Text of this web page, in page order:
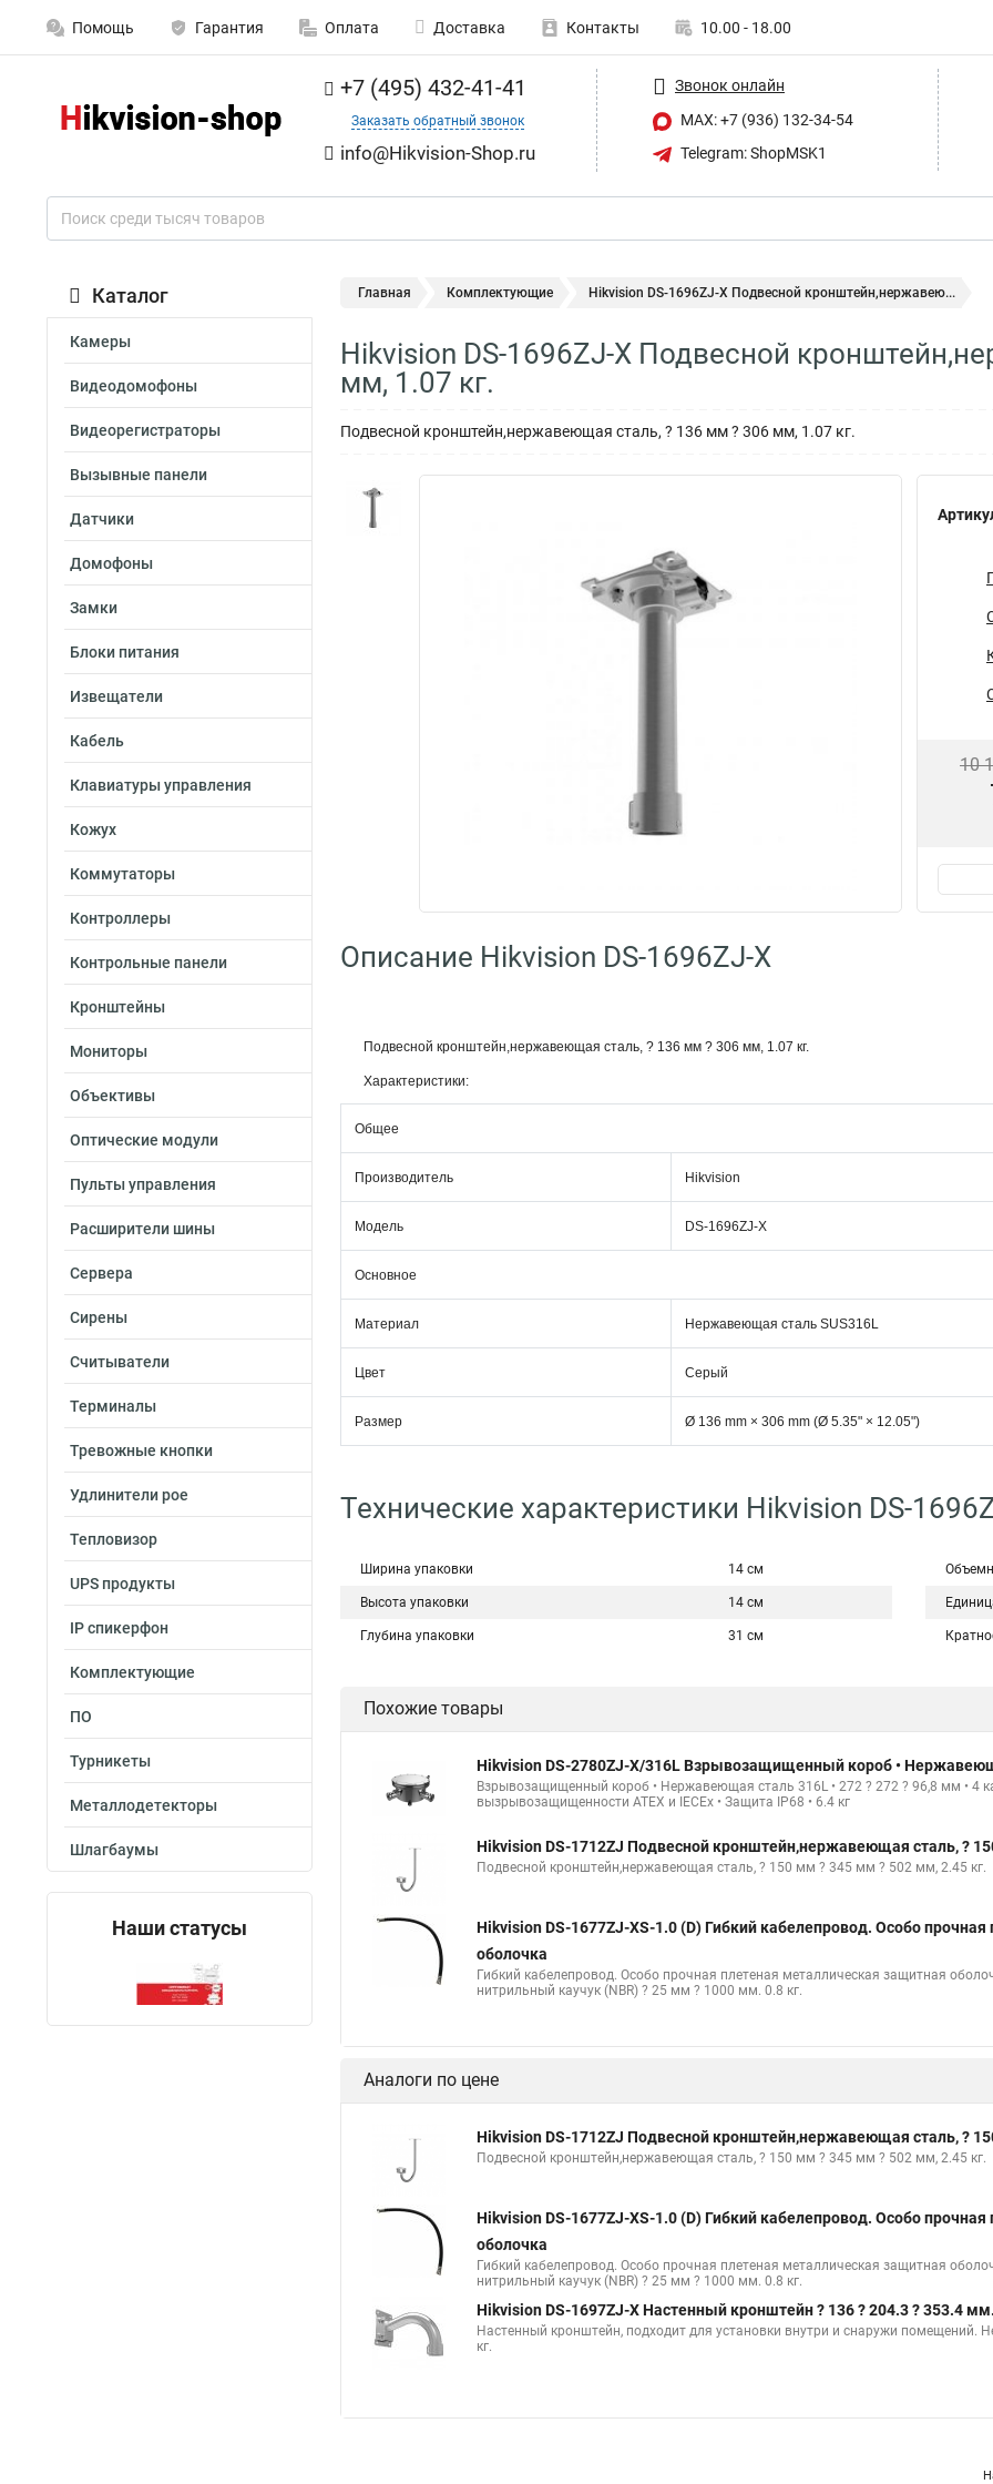
Помощь Гарантия Оплата Доставка Контакты 10.00 - 18.00
+7 (495) 432-41-41
Заказать обратный звонок
info@Hikvision-Shop.ru
Звонок онлайн
MAX: +7 (936) 132-34-54
Telegram: ShopMSK1
Каталог
Камеры
Видеодомофоны
Видеорегистраторы
Вызывные панели
Датчики
Домофоны
Замки
Блоки питания
Извещатели
Кабель
Клавиатуры управления
Кожух
Коммутаторы
Контроллеры
Контрольные панели
Кронштейны
Мониторы
Объективы
Оптические модули
Пульты управления
Расширители шины
Сервера
Сирены
Считыватели
Терминалы
Тревожные кнопки
Удлинители poe
Тепловизор
UPS продукты
IP спикерфон
Комплектующие
ПО
Турникеты
Металлодетекторы
Шлагбаумы
Наши статусы
Главная Комплектующие Hikvision DS-1696ZJ-X Подвесной кронштейн,нержавею...
Hikvision DS-1696ZJ-X Подвесной
мм, 1.07 кг.
Подвесной кронштейн,нержавеющая сталь, ? 136 мм ? 306 мм, 1.07 кг.
10
Описание Hikvision DS-1696ZJ-X
Подвесной кронштейн,нержавеющая сталь, ? 136 мм ? 306 мм, 1.07 кг.
Характеристики:
Общее
Производитель Hikvision
Модель DS-1696ZJ-X
Основное
Материал Нержавеющая сталь SUS316L
Цвет Серый
Размер Ø 136 mm × 306 mm (Ø 5.35" × 12.05")
Технические характеристики Hikvision DS-
Ширина упаковки 14 см
Высота упаковки 14 см
Глубина упаковки 31 см
Похожие товары
Hikvision DS-2780ZJ-X/316L Взрывозащищенный короб •
Взрывозащищенный короб • Нержавеющая сталь 316L • 272 ? 272 ? 96,8 мм • 4
вызрывозащищенности ATEX и IECEx • Защита IP68 • 6.4 кг
Hikvision DS-1712ZJ Подвесной кронштейн,нержавеющая сталь, ?
Подвесной кронштейн,нержавеющая сталь, ? 150 мм ? 345 мм ? 502 мм, 2.45 кг.
Hikvision DS-1677ZJ-XS-1.0 (D) Гибкий кабелепровод. Особо
оболочка
Гибкий кабелепровод. Особо прочная плетеная металлическая защитная
нитрильный каучук (NBR) ? 25 мм ? 1000 мм. 0.8 кг.
Аналоги по цене
Hikvision DS-1712ZJ Подвесной кронштейн,нержавеющая сталь, ?
Подвесной кронштейн,нержавеющая сталь, ? 150 мм ? 345 мм ? 502 мм, 2.45 кг.
Hikvision DS-1677ZJ-XS-1.0 (D) Гибкий кабелепровод. Особо
оболочка
Гибкий кабелепровод. Особо прочная плетеная металлическая защитная
нитрильный каучук (NBR) ? 25 мм ? 1000 мм. 0.8 кг.
Hikvision DS-1697ZJ-X Настенный кронштейн ? 136 ? 204.3 ? 353.4
Настенный кронштейн, подходит для установки внутри и снаружи помещений.
кг.